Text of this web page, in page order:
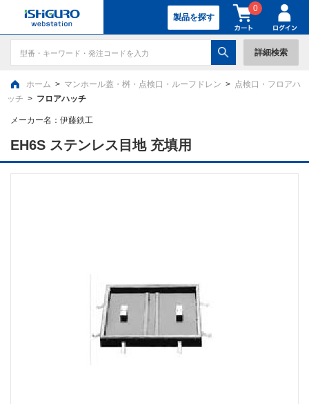
製品を探す
0
詳細検索
ホーム > マンホール蓋・桝・点検口・ルーフドレン > 点検口・フロアハ
ッチ > フロアハッチ
メーカー名： 伊藤鉄工
EH6S ステンレス目地 充填用